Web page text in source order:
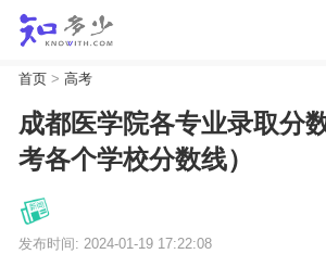
首页> 高考
成都医学院各专业录取分
考各个学校分数线）
发布时间: 2024-01-19 17:22:08